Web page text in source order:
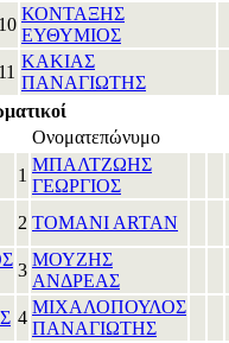
10
ΚΟΝΤΑΞΗΣ
ΕΥΘΥΜΙΟΣ
11
ΚΑΚΙΑΣ
ΠΑΝΑΓΙΩΤΗΣ
Ονοματεπώνυμο
1
ΜΠΑΛΤΖΩΗΣ
ΓΕΩΡΓΙΟΣ
2 TOMANI ARTAN
3
ΜΟΥΖΗΣ
ΑΝΔΡΕΑΣ
4
ΜΙΧΑΛΟΠΟΥΛΟΣ
ΠΑΝΑΓΙΩΤΗΣ